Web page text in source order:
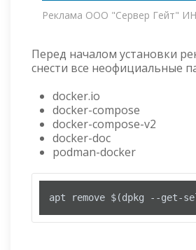
Реклама ООО "Сервер Гейт"
Перед началом установки
снести все неофициальные
docker.io
docker-compose
docker-compose-v2
docker-doc
podman-docker
apt remove $(dpkg --get-